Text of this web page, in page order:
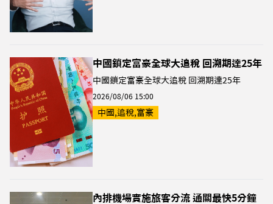
中國鎖定富豪全球大追稅 回溯期達25年
中國鎖定富豪全球大追稅 回溯期達25年
2026/08/06 15:00
中國,追稅,富豪
內排機場實施旅客分流 通關最快5分鐘